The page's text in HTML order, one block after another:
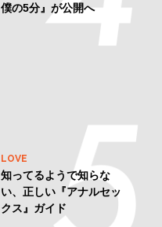
僕の5分』が公開へ
LOVE
知ってるようで知らな
い、正しい『アナルセッ
クス』ガイド